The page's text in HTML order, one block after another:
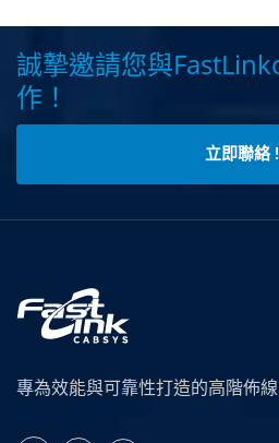
誠摯邀請您與
作！
立即聯絡
專為效能與可靠性打造的高階佈線